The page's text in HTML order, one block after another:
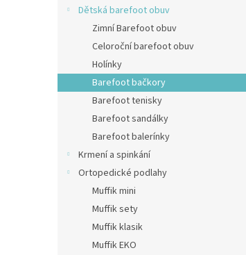
Dětská barefoot obuv
Zimní Barefoot obuv
Celoroční barefoot obuv
Holínky
Barefoot bačkory
Barefoot tenisky
Barefoot sandálky
Barefoot balerínky
Krmení a spinkání
Ortopedické podlahy
Muffik mini
Muffik sety
Muffik klasik
Muffik EKO